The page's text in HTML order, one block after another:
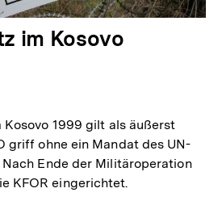
im Kosovo
1999 gilt als äußerst
griff ohne ein Mandat des UN-
Ende der Militäroperation
KFOR eingerichtet.